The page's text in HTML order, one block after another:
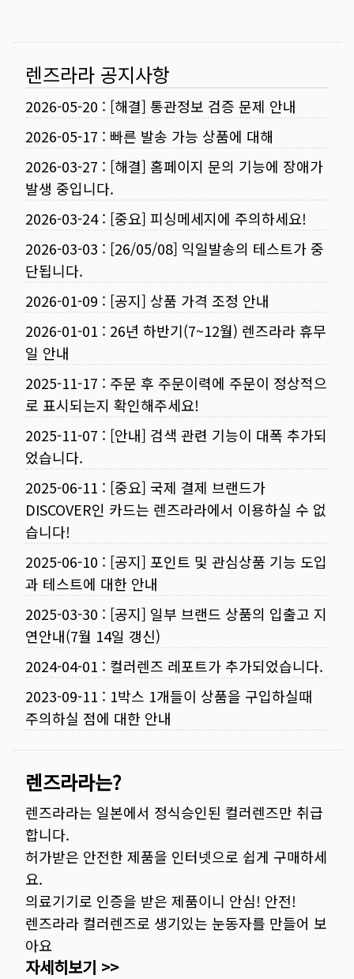
렌즈라라 공지사항
2026-05-20 : [해결] 통관정보 검증 문제 안내
2026-05-17 : 빠른 발송 가능 상품에 대해
2026-03-27 : [해결] 홈페이지 문의 기능에 장애가
발생 중입니다.
2026-03-24: [중요] 피싱메세지에 주의하세요!
2026-03-03 : [26/05/08] 익일발송의 테스트가 중
단됩니다.
2026-01-09 : [공지] 상품 가격 조정 안내
2026-01-01 : 26년 하반기(7~12월) 렌즈라라 휴무
일 안내
2025-11-17 : 주문 후 주문이력에 주문이 정상적으
로 표시되는지 확인해주세요!
2025-11-07 : [안내] 검색 관련 기능이 대폭 추가되
었습니다.
2025-06-11 : [중요] 국제 결제 브랜드가
DISCOVER인 카드는 렌즈라라에서 이용하실 수 없
습니다!
2025-06-10 : [공지] 포인트 및 관심상품 기능 도입
과 테스트에 대한 안내
2025-03-30 : [공지] 일부 브랜드 상품의 입출고 지
연안내(7월 14일 갱신)
2024-04-01 : 컬러렌즈 레포트가 추가되었습니다.
2023-09-11 : 1박스 1개들이 상품을 구입하실때
주의하실 점에 대한 안내
렌즈라라는?
렌즈라라는 일본에서 정식승인된 컬러렌즈만 취급
합니다.
허가받은 안전한 제품을 인터넷으로 쉽게 구매하세
요.
의료기기로 인증을 받은 제품이니 안심! 안전!
렌즈라라 컬러렌즈로 생기있는 눈동자를 만들어 보
아요
자세히보기 >>